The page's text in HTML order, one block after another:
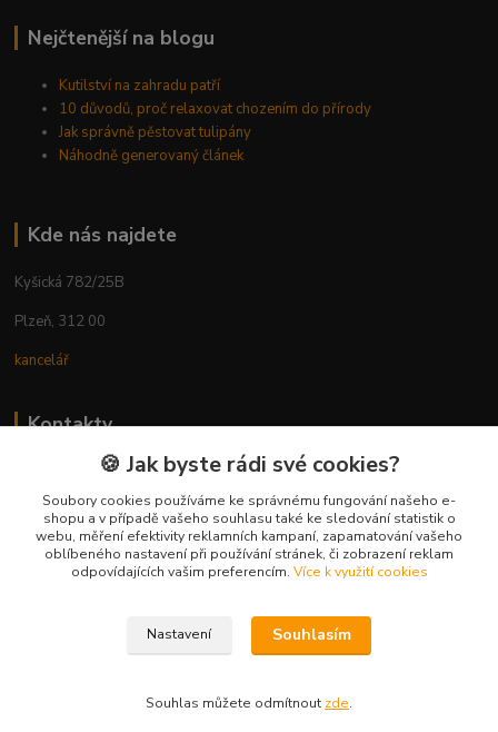
Nejčtenější na blogu
Kutilství na zahradu patří
10 důvodů, proč relaxovat chozením do přírody
Jak správně pěstovat tulipány
Náhodně generovaný článek
Kde nás najdete
Kyšická 782/25B
Plzeň, 312 00
kancelář
Kontakty
Ing. Michal Vaněk
+420 603 332 100
(Po-Pá, 10-17 hod.)
info@vyhodnynakup.eu
🍪 Jak byste rádi své cookies?
Soubory cookies používáme ke správnému fungování našeho e-
shopu a v případě vašeho souhlasu také ke sledování statistik o
webu, měření efektivity reklamních kampaní, zapamatování vašeho
oblíbeného nastavení při používání stránek, či zobrazení reklam
odpovídajících vašim preferencím. Více k využití cookies
Nastavení Souhlasím
Souhlas můžete odmítnout zde.